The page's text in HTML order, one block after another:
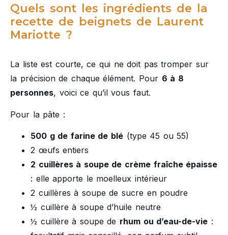
Quels sont les ingrédients de la
recette de beignets de Laurent
Mariotte ?
La liste est courte, ce qui ne doit pas tromper sur
la précision de chaque élément. Pour 6 à 8
personnes, voici ce qu’il vous faut.
Pour la pâte :
500 g de farine de blé (type 45 ou 55)
2 œufs entiers
2 cuillères à soupe de crème fraîche épaisse
: elle apporte le moelleux intérieur
2 cuillères à soupe de sucre en poudre
½ cuillère à soupe d’huile neutre
½ cuillère à soupe de rhum ou d’eau-de-vie :